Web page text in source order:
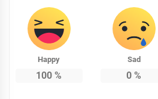
Happy
100 %
Sad
0 %